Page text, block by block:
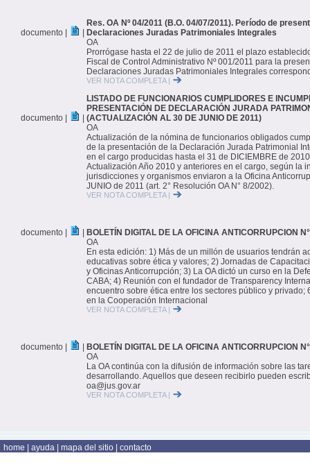
documento |
Res. OA Nº 04/2011 (B.O. 04/07/2011). Período de
Declaraciones Juradas Patrimoniales Integrales
OA
Prorrógase hasta el 22 de julio de 2011 el plazo
Fiscal de Control Administrativo Nº 001/2011 para la
Declaraciones Juradas Patrimoniales Integrales
VER NOTA COMPLETA |
documento |
LISTADO DE FUNCIONARIOS CUMPLIDORES E
PRESENTACIÓN DE DECLARACIÓN JURADA
(ACTUALIZACIÓN AL 30 DE JUNIO DE 2011)
OA
Actualización de la nómina de funcionarios obligados
de la presentación de la Declaración Jurada Patrimonial
en el cargo producidas hasta el 31 de DICIEMBRE de
Actualización Año 2010 y anteriores en el cargo, según la
jurisdicciones y organismos enviaron a la Oficina
JUNIO de 2011 (art. 2° Resolución OA N° 8/2002).
VER NOTA COMPLETA |
documento |
BOLETÍN DIGITAL DE LA OFICINA ANTICORRUPCION
OA
En esta edición: 1) Más de un millón de usuarios tendrán
educativas sobre ética y valores; 2) Jornadas de
y Oficinas Anticorrupción; 3) La OA dictó un curso en la
CABA; 4) Reunión con el fundador de Transparency
encuentro sobre ética entre los sectores público y privado;
en la Cooperación Internacional
VER NOTA COMPLETA |
documento |
BOLETÍN DIGITAL DE LA OFICINA ANTICORRUPCION
OA
La OA continúa con la difusión de información sobre las
desarrollando. Aquellos que deseen recibirlo pueden
oa@jus.gov.ar
VER NOTA COMPLETA |
home ayuda mapa del sitio contacto